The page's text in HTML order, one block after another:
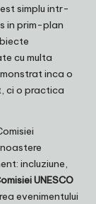
simplu intr-
in prim-plan
cu multa
inca o
ci o practica
incluziune,
UNESCO
evenimentului